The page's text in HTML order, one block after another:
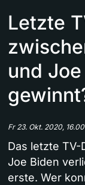
Letzte
und
Fr 23. Okt. 2020,
Das letzte TV-
Joe Biden
erste. Wer